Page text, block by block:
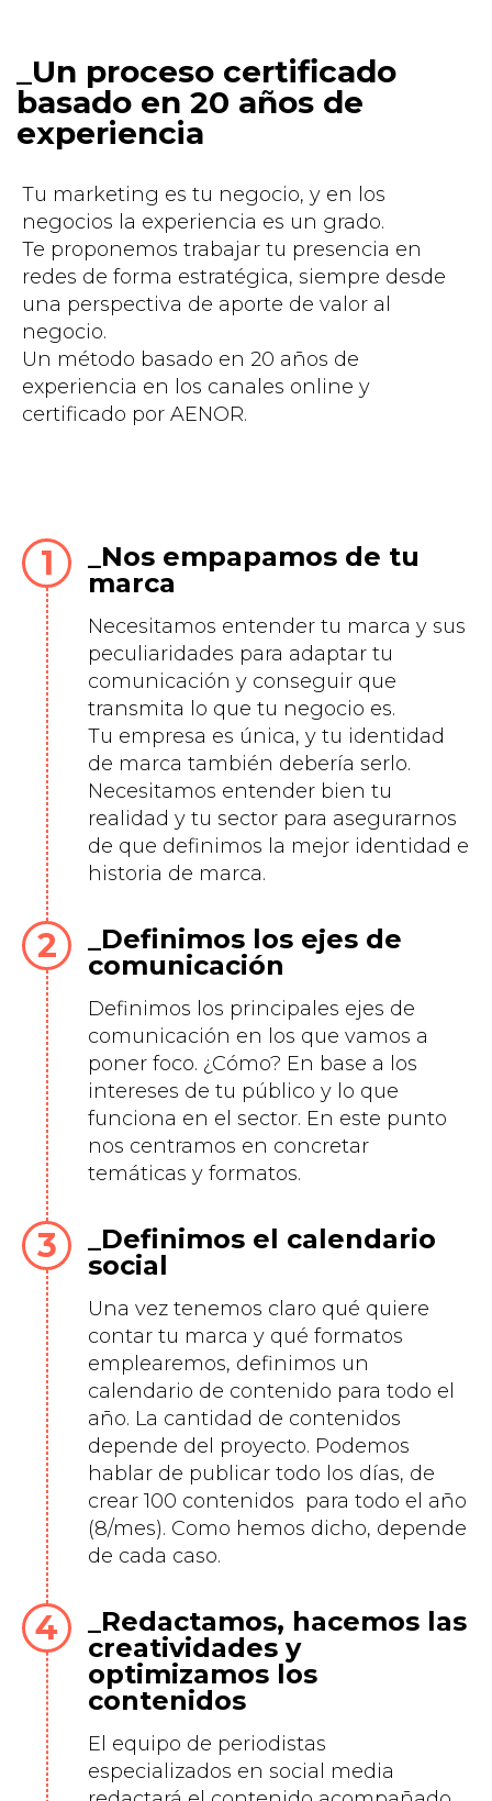
Un proceso certificado
basado en 20 años de
experiencia
Tu marketing es tu negocio, y en los
negocios la experiencia es un grado.
Te proponemos trabajar tu presencia en
redes de forma estratégica, siempre desde
una perspectiva de aporte de valor al
negocio.
Un método basado en 20 años de
experiencia en los canales online y
certificado por AENOR.
Nos empapamos de tu
marca
Necesitamos entender tu marca y sus
peculiaridades para adaptar tu
comunicación y conseguir que
transmita lo que tu negocio es.
Tu empresa es única, y tu identidad
de marca también debería serlo.
Necesitamos entender bien tu
realidad y tu sector para asegurarnos
de que definimos la mejor identidad e
historia de marca.
Definimos los ejes de
comunicación
Definimos los principales ejes de
comunicación en los que vamos a
poner foco. ¿Cómo? En base a los
intereses de tu público y lo que
funciona en el sector. En este punto
nos centramos en concretar
temáticas y formatos.
Definimos el calendario
social
Una vez tenemos claro qué quiere
contar tu marca y qué formatos
emplearemos, definimos un
calendario de contenido para todo el
año. La cantidad de contenidos
depende del proyecto. Podemos
hablar de publicar todo los días, de
crear 100 contenidos para todo el año
(8/mes). Como hemos dicho, depende
de cada caso.
Redactamos, hacemos las
creatividades y
optimizamos los
contenidos
El equipo de periodistas
especializados en social media